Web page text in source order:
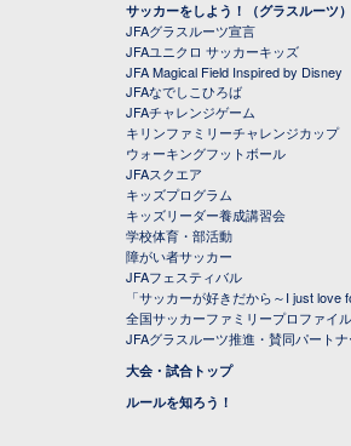
サッカーをしよう！（グラスルーツ）
JFAグラスルーツ宣言
JFAユニクロ サッカーキッズ
JFA Magical Field Inspired by Disney
JFAなでしこひろば
JFAチャレンジゲーム
キリンファミリーチャレンジカップ
ウォーキングフットボール
JFAスクエア
キッズプログラム
キッズリーダー養成講習会
学校体育・部活動
障がい者サッカー
JFAフェスティバル
「サッカーが好きだから～I just love
全国サッカーファミリープロファイル
JFAグラスルーツ推進・賛同パート
大会・試合トップ
ルールを知ろう！